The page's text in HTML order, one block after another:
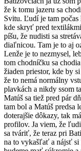
že k tomu jazeru sa
Svitu. Ľudí je tam
kde skryť pred
píšu, že nudisti sa
diaľnicou. Tam je to aj
Lenže je to nezmysel,
tom chodníčku sa
žiaden priestor, kde by
že to nemá normálny
plavkách a nikdy ssom
Matúš sa tiež pred pár
tam bol a Matúš predsa
doterajšie dôkazy, tak
profilov. Ja viem, že
sa tváriť, že teraz pri
na to vykašľať a nájsť si